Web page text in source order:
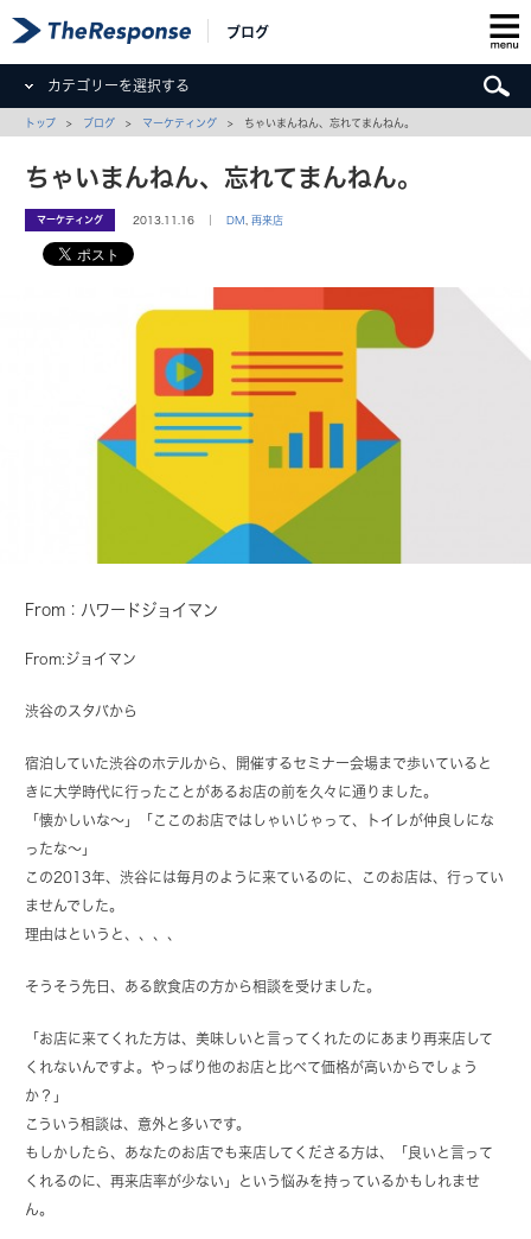
ブログ
カテゴリーを選択する
トップ > ブログ > マーケティング > ちゃいまんねん、忘れてまんねん。
ちゃいまんねん、忘れてまんねん。
マーケティング 2013.11.16 ｜ DM ,再来店
From：ハワードジョイマン
From:ジョイマン
渋谷のスタバから
宿泊していた渋谷のホテルから、開催するセミナー会場まで歩いていると
きに大学時代に行ったことがあるお店の前を久々に通りました。
「懐かしいな～」「ここのお店ではしゃいじゃって、トイレが仲良しにな
ったな～」
この2013年、渋谷には毎月のように来ているのに、このお店は、行ってい
ませんでした。
理由はというと、、、、
そうそう先日、ある飲食店の方から相談を受けました。
「お店に来てくれた方は、美味しいと言ってくれたのにあまり再来店して
くれないんですよ。やっぱり他のお店と比べて価格が高いからでしょう
か？」
こういう相談は、意外と多いです。
もしかしたら、あなたのお店でも来店してくださる方は、「良いと言って
くれるのに、再来店率が少ない」という悩みを持っているかもしれませ
ん。